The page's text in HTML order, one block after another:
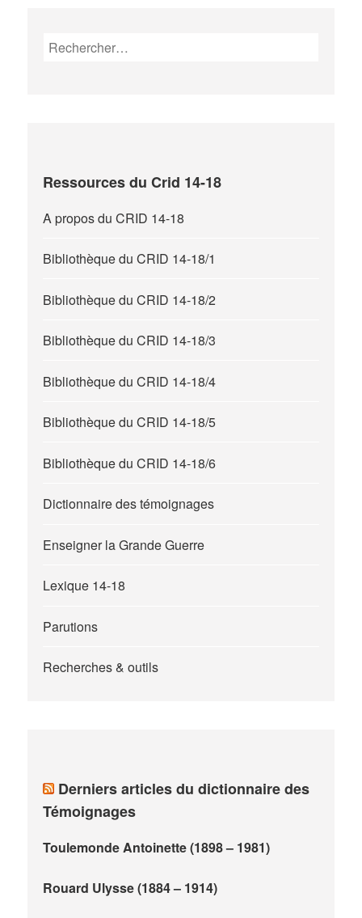
Rechercher :
Ressources du Crid 14-18
A propos du CRID 14-18
Bibliothèque du CRID 14-18/1
Bibliothèque du CRID 14-18/2
Bibliothèque du CRID 14-18/3
Bibliothèque du CRID 14-18/4
Bibliothèque du CRID 14-18/5
Bibliothèque du CRID 14-18/6
Dictionnaire des témoignages
Enseigner la Grande Guerre
Lexique 14-18
Parutions
Recherches & outils
Derniers articles du dictionnaire des
Témoignages
Toulemonde Antoinette (1898 – 1981)
Rouard Ulysse (1884 – 1914)